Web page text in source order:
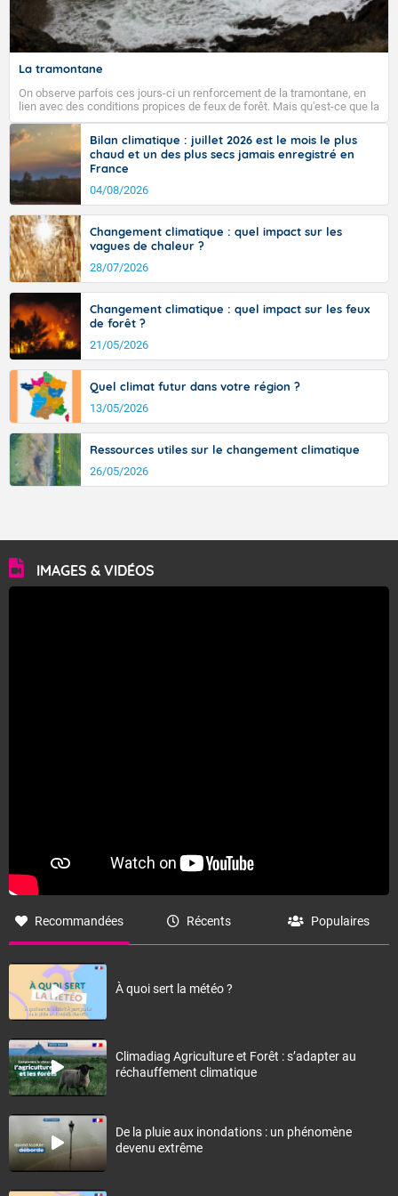
Fermer
La tramontane
On observe parfois ces jours-ci un renforcement de la tramontane, en
lien avec des conditions propices de feux de forêt. Mais qu'est-ce que la
tramontane ? Quelles sont ses caractéristiques ? La tramontane est un
vent turbulent soufflant de secteur nord-ouest à nord, ou ouest à nord-
ouest, dans un secteur qui part du Roussillon à la vallée de l’Aude et à
l’ouest de l’Hérault. L’étymologie de ce vent vient du latin trasmontanus,
signifiant au-delà des monts, en allusion aux régions montagneuses
d’où provient ce vent.
Bilan climatique : juillet 2026 est le mois le plus
chaud et un des plus secs jamais enregistré en
France
04/08/2026
Changement climatique : quel impact sur les
vagues de chaleur ?
28/07/2026
Changement climatique : quel impact sur les feux
de forêt ?
21/05/2026
Quel climat futur dans votre région ?
13/05/2026
Ressources utiles sur le changement climatique
26/05/2026
IMAGES & VIDÉOS
Recommandées Récents Populaires
À quoi sert la météo ?
Climadiag Agriculture et Forêt : s’adapter au
réchauffement climatique
De la pluie aux inondations : un phénomène
devenu extrême